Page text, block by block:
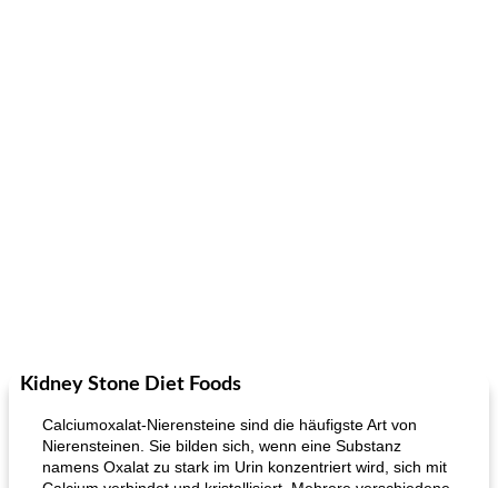
Kidney Stone Diet Foods
Calciumoxalat-Nierensteine ​​sind die häufigste Art von
Nierensteinen. Sie bilden sich, wenn eine Substanz
namens Oxalat zu stark im Urin konzentriert wird, sich mit